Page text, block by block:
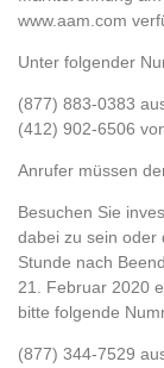
www.aam.com
Unter folgender
(877) 883-0383
(412) 902-6506
Anrufer müssen
Besuchen Sie
dabei zu sein oder
Stunde nach
21. Februar 2020
bitte folgende
(877) 344-7529